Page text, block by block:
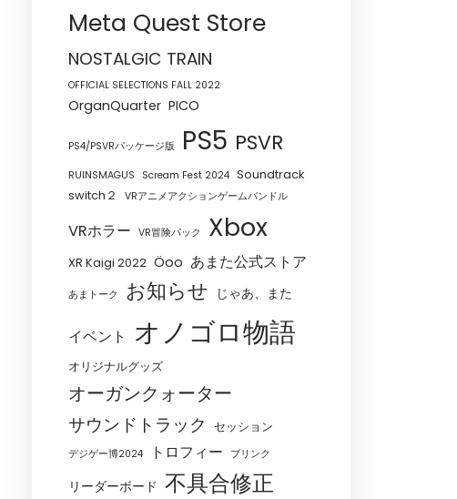
Meta Quest Store
NOSTALGIC TRAIN
OFFICIAL SELECTIONS FALL 2022
OrganQuarter PICO
PS4/PSVRパッケージ版 PS5 PSVR
RUINSMAGUS Scream Fest 2024 Soundtrack
switch２
VRアニメアクションゲームバンドル
VRホラー VR冒険パック Xbox
XR Kaigi 2022 Öoo あまた公式ストア
あまトーク お知らせ じゃあ、また
イベント オノゴロ物語
オリジナルグッズ
オーガンクォーター
サウンドトラック セッション
デジゲー博2024 トロフィー ブリンク
リーダーボード 不具合修正